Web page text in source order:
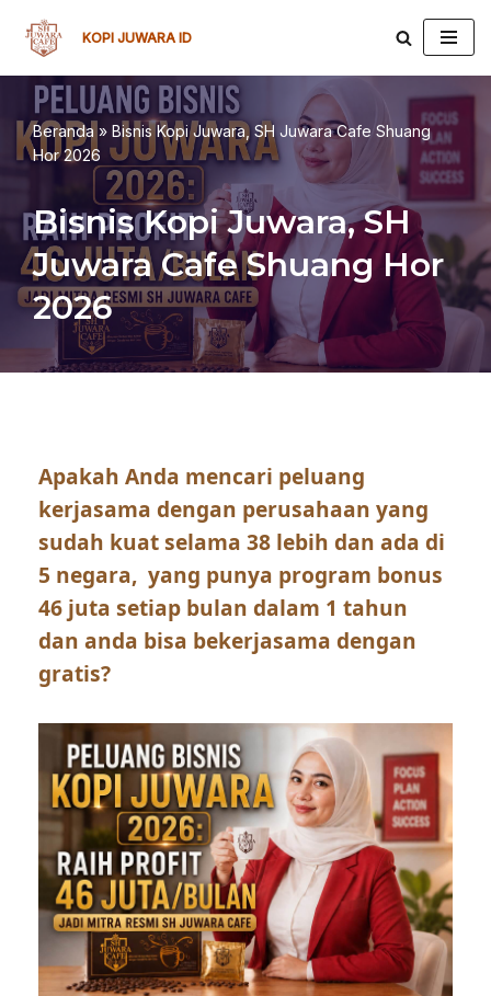
Lompat
konten
KOPI JUWARA ID
Beranda » Bisnis Kopi Juwara, SH Juwara Cafe Shuang
Hor 2026
Bisnis Kopi Juwara, SH
Juwara Cafe Shuang Hor
2026
Apakah Anda mencari peluang
kerjasama dengan perusahaan yang
sudah kuat selama 38 lebih dan ada di
5 negara, yang punya program bonus
46 juta setiap bulan dalam 1 tahun
dan anda bisa bekerjasama dengan
gratis?